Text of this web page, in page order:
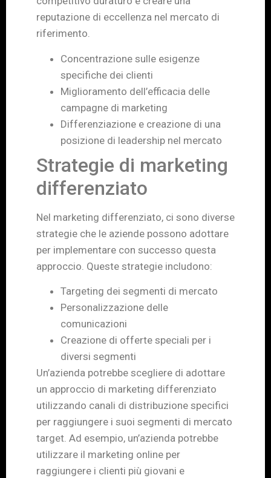
reputazione di eccellenza nel mercato di
riferimento.
Concentrazione sulle esigenze
specifiche dei clienti
Miglioramento dell’efficacia delle
campagne di marketing
Differenziazione e creazione di una
posizione di leadership nel mercato
Strategie di marketing
differenziato
Nel marketing differenziato, ci sono diverse
strategie che le aziende possono adottare
per implementare con successo questa
approccio. Queste strategie includono:
Targeting dei segmenti di mercato
Personalizzazione delle
comunicazioni
Creazione di offerte speciali per i
diversi segmenti
Un’azienda potrebbe scegliere di adottare
un approccio di marketing differenziato
utilizzando canali di distribuzione specifici
per raggiungere i suoi segmenti di mercato
target. Ad esempio, un’azienda potrebbe
utilizzare il marketing online per
raggiungere i clienti più giovani e